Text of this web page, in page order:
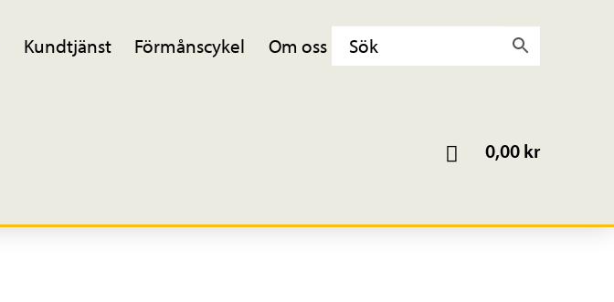
Kundtjänst Förmånscykel Om oss
0,00kr